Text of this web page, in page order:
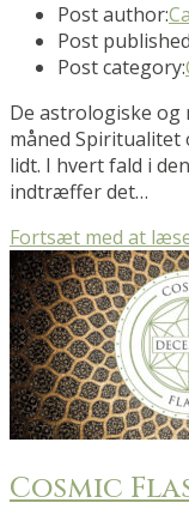
Post author:
Post
Post category:
De astrologiske
måned Spiritualitet
lidt. I hvert fald i
indtræffer det…
Fortsæt med at
Cosmic